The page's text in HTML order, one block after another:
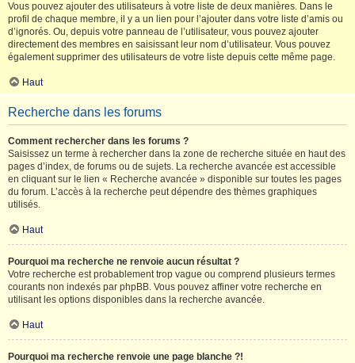
Vous pouvez ajouter des utilisateurs à votre liste de deux manières. Dans le
profil de chaque membre, il y a un lien pour l’ajouter dans votre liste d’amis ou
d’ignorés. Ou, depuis votre panneau de l’utilisateur, vous pouvez ajouter
directement des membres en saisissant leur nom d’utilisateur. Vous pouvez
également supprimer des utilisateurs de votre liste depuis cette même page.
Haut
Recherche dans les forums
Comment rechercher dans les forums ?
Saisissez un terme à rechercher dans la zone de recherche située en haut des
pages d’index, de forums ou de sujets. La recherche avancée est accessible
en cliquant sur le lien « Recherche avancée » disponible sur toutes les pages
du forum. L’accès à la recherche peut dépendre des thèmes graphiques
utilisés.
Haut
Pourquoi ma recherche ne renvoie aucun résultat ?
Votre recherche est probablement trop vague ou comprend plusieurs termes
courants non indexés par phpBB. Vous pouvez affiner votre recherche en
utilisant les options disponibles dans la recherche avancée.
Haut
Pourquoi ma recherche renvoie une page blanche ?!